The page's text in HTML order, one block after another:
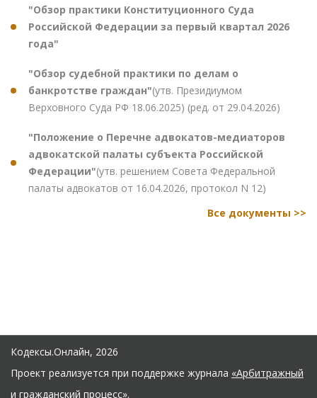
"Обзор практики Конституционного Суда
Российской Федерации за первый квартал 2026
года"
"Обзор судебной практики по делам о
банкротстве граждан"(утв. Президиумом
Верховного Суда РФ 18.06.2025) (ред. от 29.04.2026)
"Положение о Перечне адвокатов-медиаторов
адвокатской палаты субъекта Российской
Федерации"(утв. решением Совета Федеральной
палаты адвокатов от 16.04.2026, протокол N 12)
Все документы >>
Кодексы.Онлайн, 2026
Проект реализуется при поддержке журнала «Арбитражный
и гражданский процесс».